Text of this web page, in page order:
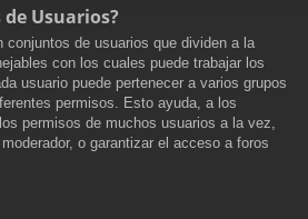
Usuarios?
conjuntos de usuarios que dividen a la
con los cuales puede trabajar los
usuario puede pertenecer a varios grupos
permisos. Esto ayuda, a los
permisos de muchos usuarios a la vez,
o garantizar el acceso a foros